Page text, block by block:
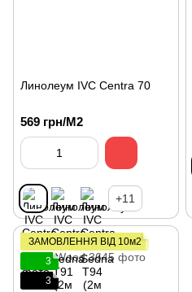
Линолеум IVC Centra 70
569 грн/М2
+11
ЗАМОВЛЕННЯ ВІД 10м2
3
3